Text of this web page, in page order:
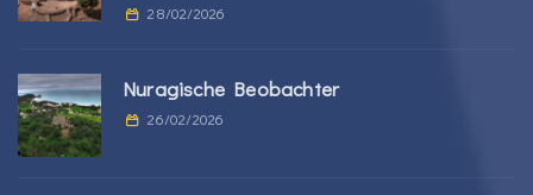
28/02/2026
Nuragische Beobachter
26/02/2026